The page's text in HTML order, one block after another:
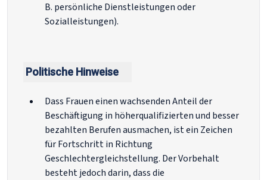
B. persönliche Dienstleistungen oder
Sozialleistungen).
Politische Hinweise
Dass Frauen einen wachsenden Anteil der
Beschäftigung in höherqualifizierten und besser
bezahlten Berufen ausmachen, ist ein Zeichen
für Fortschritt in Richtung
Geschlechtergleichstellung. Der Vorbehalt
besteht jedoch darin, dass die